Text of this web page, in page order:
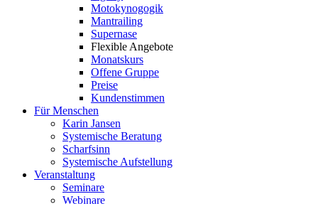
Motokynogogik
Mantrailing
Supernase
Flexible Angebote
Monatskurs
Offene Gruppe
Preise
Kundenstimmen
Für Menschen
Karin Jansen
Systemische Beratung
Scharfsinn
Systemische Aufstellung
Veranstaltung
Seminare
Webinare